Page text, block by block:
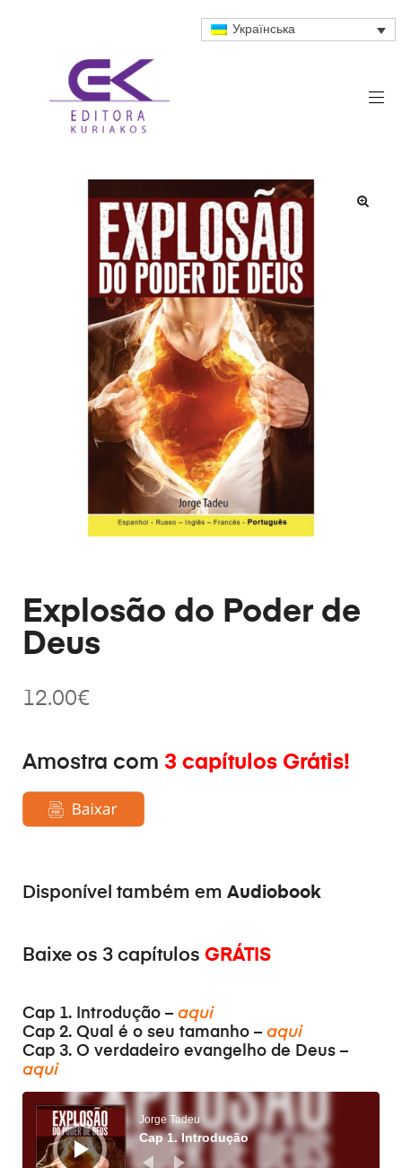
Українська
Explosão do Poder de
Deus
12.00€
Amostra com 3 capítulos Grátis!
Disponível também em Audiobook
Baixe os 3 capítulos GRÁTIS
Cap 1. Introdução – aqui
Cap 2. Qual é o seu tamanho – aqui
Cap 3. O verdadeiro evangelho de Deus –
aqui
Аудіопрогравач
Jorge Tadeu
Cap 1. Introdução